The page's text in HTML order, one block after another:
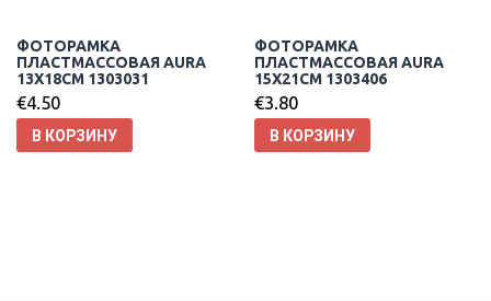
ФОТОРАМКА
ПЛАСТМАССОВАЯ AURA
13X18CM 1303031
€4.50
В КОРЗИНУ
ФОТОРАМКА
ПЛАСТМАССОВАЯ AURA
15X21CM 1303406
€3.80
В КОРЗИНУ